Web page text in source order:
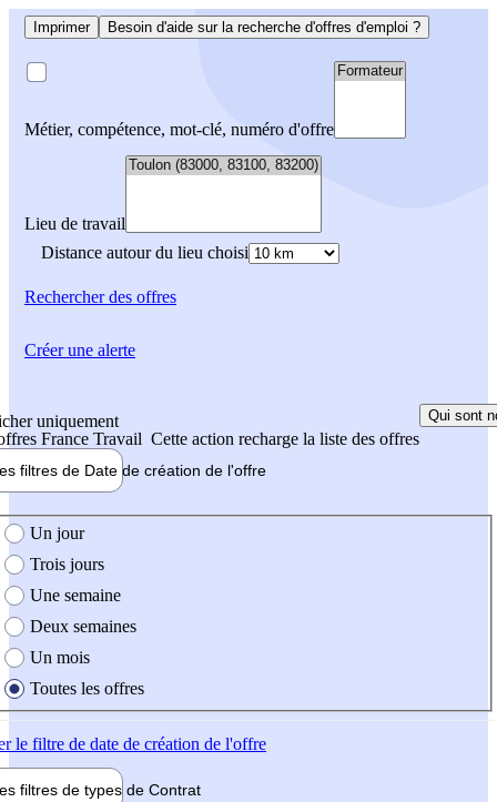
Imprimer Besoin d'aide sur la recherche d'offres d'emploi ?
Métier, compétence, mot-clé, numéro d'offre
Lieu de travail
Distance autour du lieu choisi
Rechercherdes offres
uniquement
France Travail Cette action recharge la liste des offres
Qui sont
filtres de Date de création de l'offre
création de l'offre
Un jour
Trois jours
Une semaine
Deux semaines
Un mois
Toutes les offres
le filtre de date de création de l'offre
filtres de types de Contrat
Créer une alerte